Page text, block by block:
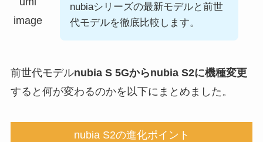
nubiaシリーズの最新モデルと前世
代モデルを徹底比較します。
前世代モデルnubia S 5Gからnubia S2に機種変更
すると何が変わるのかを以下にまとめました。
nubia S2の進化ポイント